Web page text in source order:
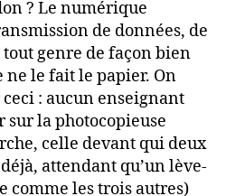
? Le numérique
de données, de
tout genre de façon bien
ne le fait le papier. On
: aucun enseignant
sur la photocopieuse
celle devant qui deux
attendant qu’un lève-
comme les trois autres)